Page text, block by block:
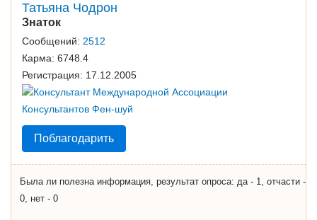
Татьяна Чодрон
Знаток
Сообщений: 2512
Карма: 6748.4
Регистрация: 17.12.2005
Поблагодарить
Была ли полезна информация, результат опроса: да - 1, отчасти -
0, нет - 0